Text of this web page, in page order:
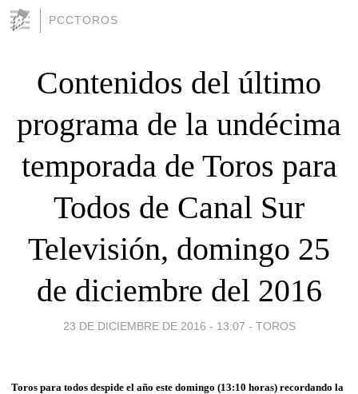
PCCTOROS
Contenidos del último
programa de la undécima
temporada de Toros para
Todos de Canal Sur
Televisión, domingo 25
de diciembre del 2016
23 DE DICIEMBRE DE 2016 - 13:07 - TOROS
Toros para todos despide el año este domingo (13:10 horas) recordando la